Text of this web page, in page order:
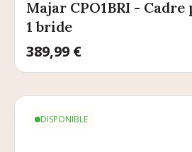
Majar CPO1BRI -
1 bride
Prix
389,99 €
DISPONIBLE